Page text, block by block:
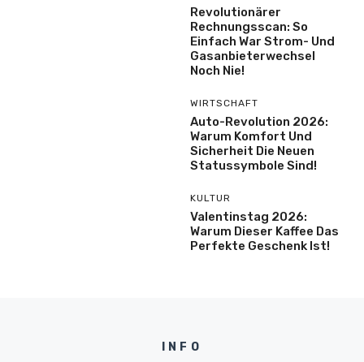
Revolutionärer
Rechnungsscan: So
Einfach War Strom- Und
Gasanbieterwechsel
Noch Nie!
WIRTSCHAFT
Auto-Revolution 2026:
Warum Komfort Und
Sicherheit Die Neuen
Statussymbole Sind!
KULTUR
Valentinstag 2026:
Warum Dieser Kaffee Das
Perfekte Geschenk Ist!
INFO